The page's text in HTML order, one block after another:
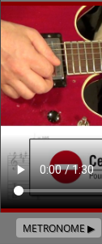
METRONOME ▶